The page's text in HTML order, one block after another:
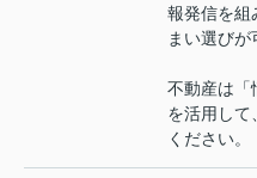
報発信を組
まい選びが
不動産は「
を活用して
ください。